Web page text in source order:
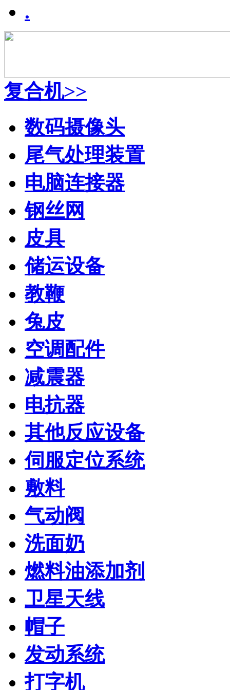
.
复合机>>
数码摄像头
尾气处理装置
电脑连接器
钢丝网
皮具
储运设备
教鞭
兔皮
空调配件
减震器
电抗器
其他反应设备
伺服定位系统
敷料
气动阀
洗面奶
燃料油添加剂
卫星天线
帽子
发动系统
打字机